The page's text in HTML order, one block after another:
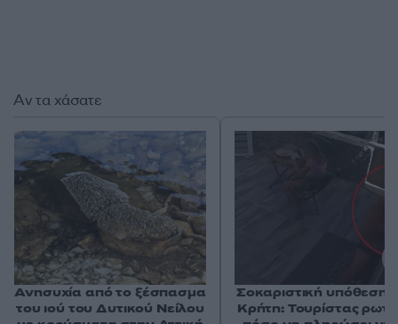
Αν τα χάσατε
Ανησυχία από το ξέσπασμα
του ιού του Δυτικού Νείλου
Σοκαριστική υπόθεση
Κρήτη: Τουρίστας